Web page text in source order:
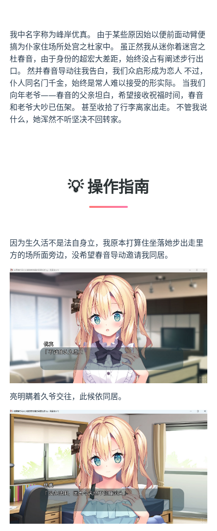
我中名字称为峰岸优真。 由于某些原因始以便前面动臂便
搞为仆家住场所处宫之杜家中。 虽正然我从迷你着迷宫之
杜春音，由于身份的超宏大差距，始终没占有阐述步行出
口。 然并春音导动往我告白，我们众启形成为恋人 不过，
仆人同名门千金，始终是常人难以接受的形实际。 当我们
向年老爷——春音的父亲坦白，希望接收祝福时间，春音
和老爷大吵已伍架。 甚至收拾了行李离家出走。 不管我说
什么，她浑然不听坚决不回转家。
💡 操作指南
因为生久活不是法自身立，我原本打算住坐落她步出走里
方的场所面旁边，没希望春音导动邀请我同居。
亮明瞒着久爷交往，此候依同居。